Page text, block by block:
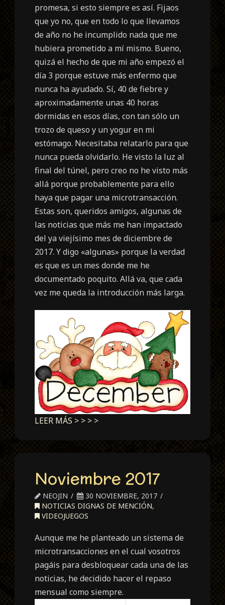
promesa, si esto siempre es así. Fijaos
que yo no, que en todo lo que llevamos
de año no he incumplido nada que me
hubiera prometido a mí mismo. Bueno,
quizá el hecho de que mi año empezó el
día 3 porque estuve más enfermo que
nunca ha ayudado. Sí, 40 de fiebre y
aproximadamente unas 40 horas
dormidas en esos días, con tan sólo un
trozo de queso y un yogur en mi
estómago. Necesitaba relatarlo para que
nunca pueda olvidarlo. He visto la luz al
final del túnel, pero creo no he visto más
allá porque probablemente para ello
haya que pagar una microtransacción.
Estas son, queridos amigos, algunas de
las noticias que más me han impactado
del ya viejísimo mes de diciembre de
2017. Y digo «algunas» porque la verdad
es que es un mes donde me he
documentado poquito. Allá va, que cada
vez me queda la introducción más larga.
LEER MÁS > > > >
Noviembre 2017
NEOJIN
30 NOVIEMBRE, 2017
NOTICIAS DIGNAS DE MENCIÓN,
VIDEOJUEGOS
Aunque me he planteado un sistema de
microtransacciones en el cual vosotros
pagáis para desbloquear cada una de las
noticias, he decidido hacer el repaso
mensual como siempre.